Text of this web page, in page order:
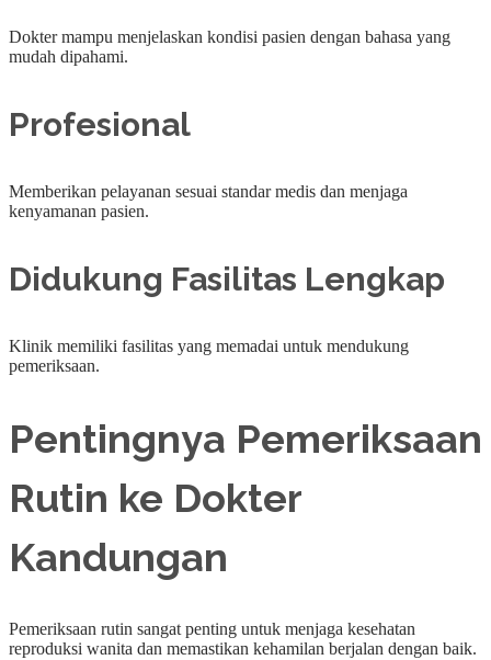
Dokter mampu menjelaskan kondisi pasien dengan bahasa yang
mudah dipahami.
Profesional
Memberikan pelayanan sesuai standar medis dan menjaga
kenyamanan pasien.
Didukung Fasilitas Lengkap
Klinik memiliki fasilitas yang memadai untuk mendukung
pemeriksaan.
Pentingnya Pemeriksaan
Rutin ke Dokter
Kandungan
Pemeriksaan rutin sangat penting untuk menjaga kesehatan
reproduksi wanita dan memastikan kehamilan berjalan dengan baik.